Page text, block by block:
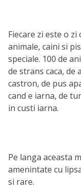
Fiecare zi este o
animale, caini si
speciale. 100 de
de strans caca, de
castron, de pus
cand e iarna, de
in custi iarna.
Pe langa aceasta
amenintate cu
si rare.